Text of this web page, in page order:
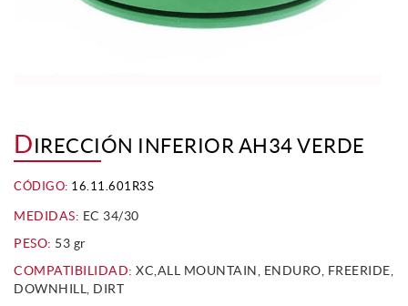
DIRECCIÓN INFERIOR AH34 VERDE
CÓDIGO: 16.11.601R3S
MEDIDAS: EC 34/30
PESO: 53 gr
COMPATIBILIDAD: XC,ALL MOUNTAIN, ENDURO, FREERIDE,
DOWNHILL, DIRT